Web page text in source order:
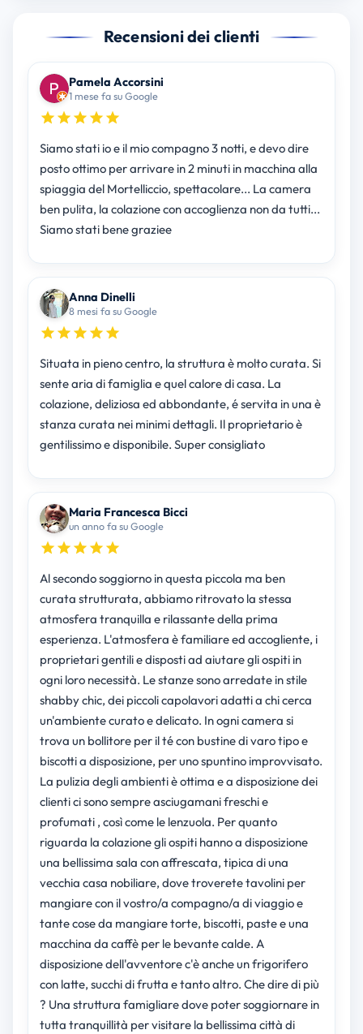
Recensioni dei clienti
Pamela Accorsini
1 mese fa su Google
Siamo stati io e il mio compagno 3 notti, e devo dire
posto ottimo per arrivare in 2 minuti in macchina alla
spiaggia del Mortelliccio, spettacolare... La camera
ben pulita, la colazione con accoglienza non da tutti...
Siamo stati bene graziee
Anna Dinelli
8 mesi fa su Google
Situata in pieno centro, la struttura è molto curata. Si
sente aria di famiglia e quel calore di casa. La
colazione, deliziosa ed abbondante, é servita in una è
stanza curata nei minimi dettagli. Il proprietario è
gentilissimo e disponibile. Super consigliato
Maria Francesca Bicci
un anno fa su Google
Al secondo soggiorno in questa piccola ma ben
curata strutturata, abbiamo ritrovato la stessa
atmosfera tranquilla e rilassante della prima
esperienza. L'atmosfera è familiare ed accogliente, i
proprietari gentili e disposti ad aiutare gli ospiti in
ogni loro necessità. Le stanze sono arredate in stile
shabby chic, dei piccoli capolavori adatti a chi cerca
un'ambiente curato e delicato. In ogni camera si
trova un bollitore per il té con bustine di varo tipo e
biscotti a disposizione, per uno spuntino improvvisato.
La pulizia degli ambienti è ottima e a disposizione dei
clienti ci sono sempre asciugamani freschi e
profumati , così come le lenzuola. Per quanto
riguarda la colazione gli ospiti hanno a disposizione
una bellissima sala con affrescata, tipica di una
vecchia casa nobiliare, dove troverete tavolini per
mangiare con il vostro/a compagno/a di viaggio e
tante cose da mangiare torte, biscotti, paste e una
macchina da caffè per le bevante calde. A
disposizione dell'avventore c'è anche un frigorifero
con latte, succhi di frutta e tanto altro. Che dire di più
? Una struttura famigliare dove poter soggiornare in
tutta tranquillità per visitare la bellissima città di